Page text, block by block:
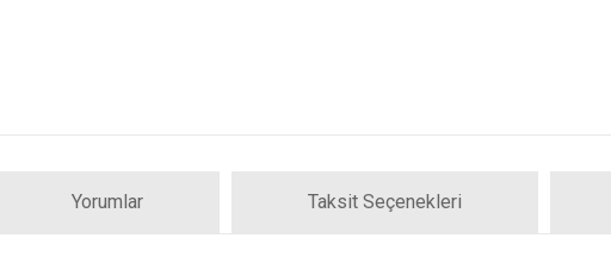
Yorumlar Taksit Seçenekleri